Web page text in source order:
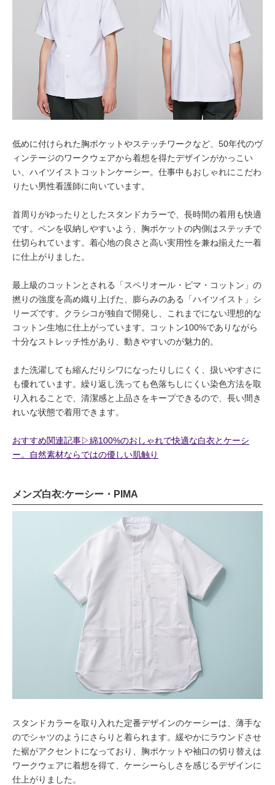
低めに付けられた胸ポケットやステッチワークなど、50年代のヴ
ィンテージのワークウェアから着想を得たデザインがかっこい
い、ハイツイストコットンケーシー。仕事中もおしゃれにこだわ
りたい男性看護師に向いています。
首周りがゆったりとしたスタンドカラーで、長時間の着用も快適
です。ペンを収納しやすいよう、胸ポケットの内側はステッチで
仕切られています。着心地の良さと高い実用性を兼ね揃えた一着
に仕上がりました。
最上級のコットンとされる「スペリオール・ピマ・コットン」の
撚りの強度を高め織り上げた、膨らみのある「ハイツイスト」シ
リーズです。クラシコが独自で開発し、これまでにない理想的な
コットン生地に仕上がっています。コットン100%でありながら
十分なストレッチ性があり、動きやすいのが魅力的。
また洗濯しても縮んだりシワになったりしにくく、扱いやすさに
も優れています。繰り返し洗っても色落ちしにくい染色方法を取
り入れることで、清潔感と上品さをキープできるので、長い間き
れいな状態で着用できます。
おすすめ関連記事▷綿100%のおしゃれで快適な白衣とケーシ
ー。自然素材ならではの優しい肌触り
メンズ白衣:ケーシー・PIMA
スタンドカラーを取り入れた定番デザインのケーシーは、薄手な
のでシャツのようにさらりと着られます。緩やかにラウンドさせ
た裾がアクセントになっており、胸ポケットや袖口の切り替えは
ワークウェアに着想を得て、ケーシーらしさを感じるデザインに
仕上がりました。